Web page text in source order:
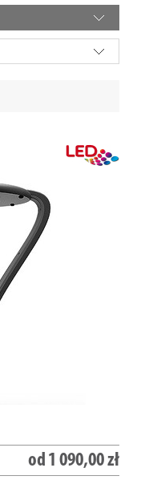
od 1 090,00 zł